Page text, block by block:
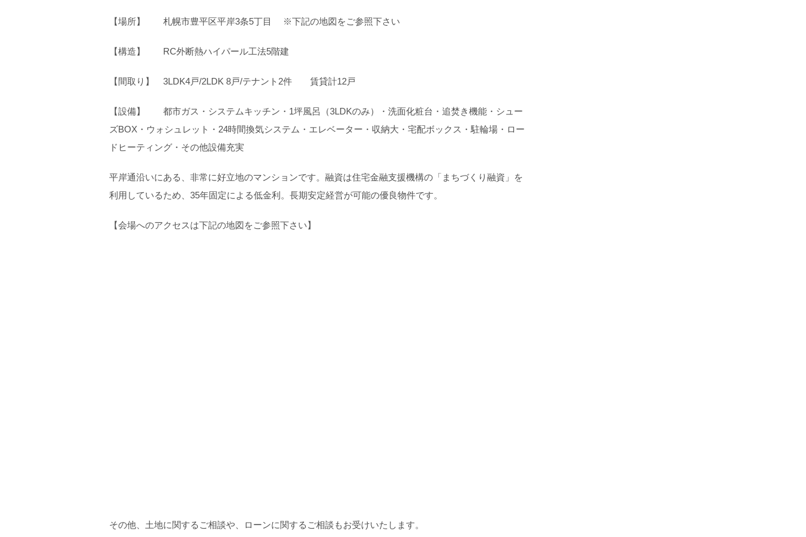
【場所】 札幌市豊平区平岸3条5丁目 ※下記の地図をご参照下さい
【構造】 RC外断熱ハイパール工法5階建
【間取り】 3LDK4戸/2LDK 8戸/テナント2件 賃貸計12戸
【設備】 都市ガス・システムキッチン・1坪風呂（3LDKのみ）・洗面化粧台・追焚き機能・シュー
ズBOX・ウォシュレット・24時間換気システム・エレベーター・収納大・宅配ボックス・駐輪場・ロー
ドヒーティング・その他設備充実
平岸通沿いにある、非常に好立地のマンションです。融資は住宅金融支援機構の「まちづくり融資」を
利用しているため、35年固定による低金利。長期安定経営が可能の優良物件です。
【会場へのアクセスは下記の地図をご参照下さい】
その他、土地に関するご相談や、ローンに関するご相談もお受けいたします。